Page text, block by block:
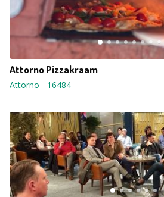
Attorno Pizzakraam
Attorno - 16484